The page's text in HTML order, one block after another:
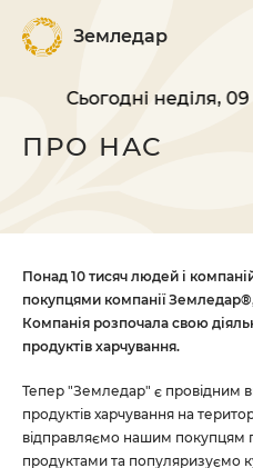
Земледар
Сьогодні неділя,
ПРО НАС
Понад 10 тисяч людей і
покупцями компанії Земледар®,
Компанія розпочала свою
продуктів харчування.
Тепер "Земледар" є ​​провідним
продуктів харчування на
відправляємо нашим покупцям
продуктами та популяризуємо